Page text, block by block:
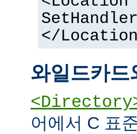
</
와일드카드
어에서 C 표